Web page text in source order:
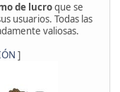
de lucroque se
usuarios. Todas las
valiosas.
]